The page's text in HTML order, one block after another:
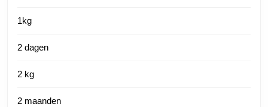
1kg
2 dagen
2 kg
2 maanden